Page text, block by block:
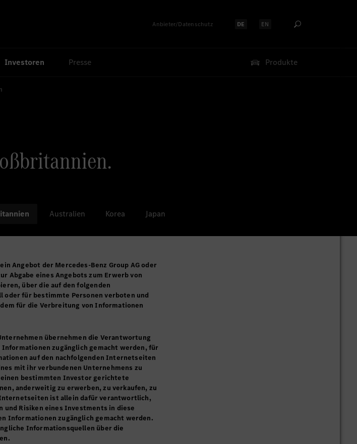
Anbieter/Datenschutz Sprache auswählen:
DE Sprache auswählen:
EN
Investoren Presse Produkte
Australien Korea Japan
Angebot der Mercedes-Benz Group AG oder
Abgabe eines Angebots zum Erwerb von
über die auf den folgenden
für bestimmte Personen verboten und
für die Verbreitung von Informationen
übernehmen die Verantwortung
zugänglich gemacht werden, für
auf den nachfolgenden Internetseiten
mit ihr verbundenen Unternehmens zu
bestimmten Investor gerichtete
anderweitig zu erwerben, zu verkaufen, zu
ist allein dafür verantwortlich,
und Risiken eines Investments in diese
Informationen zugänglich gemacht werden.
Informationsquellen über die